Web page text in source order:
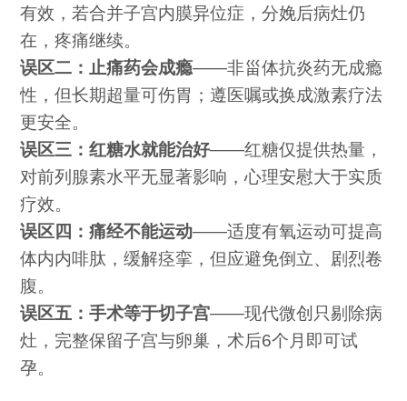
有效，若合并子宫内膜异位症，分娩后病灶仍
在，疼痛继续。
误区二：止痛药会成瘾——非甾体抗炎药无成瘾
性，但长期超量可伤胃；遵医嘱或换成激素疗法
更安全。
误区三：红糖水就能治好——红糖仅提供热量，
对前列腺素水平无显著影响，心理安慰大于实质
疗效。
误区四：痛经不能运动——适度有氧运动可提高
体内内啡肽，缓解痉挛，但应避免倒立、剧烈卷
腹。
误区五：手术等于切子宫——现代微创只剔除病
灶，完整保留子宫与卵巢，术后6个月即可试
孕。